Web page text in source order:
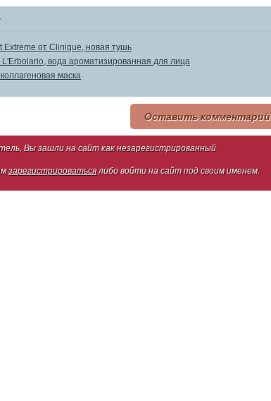
Extreme от Clinique, новая тушь
вода ароматизированная для лица
маска
Оставить комментарий
Вы зашли на сайт как незарегистрированный
зарегистрироватьсялибо войти на сайт под своим именем.